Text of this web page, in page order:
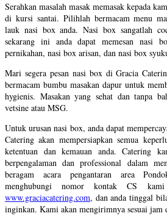
Serahkan masalah masak memasak kepada
di kursi santai. Pilihlah bermacam menu
lauk nasi box anda. Nasi box sangatlah
sekarang ini anda dapat memesan nasi
pernikahan, nasi box arisan, dan nasi box
Mari segera pesan nasi box di Gracia
bermacam bumbu masakan dapur untuk
hygienis. Masakan yang sehat dan tanpa
vetsine atau MSG.
Untuk urusan nasi box, anda dapat
Catering akan mempersiapkan semua
ketentuan dan kemauan anda. Catering
berpengalaman dan professional dalam
beragam acara pengantaran area
menghubungi nomor kontak CS
www.graciacatering.com, dan anda tinggal
inginkan. Kami akan mengirimnya sesuai jam